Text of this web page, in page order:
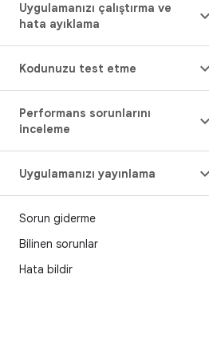
Uygulamanızı çalıştırma ve
hata ayıklama
Kodunuzu test etme
Performans sorunlarını
inceleme
Uygulamanızı yayınlama
Sorun giderme
Bilinen sorunlar
Hata bildir